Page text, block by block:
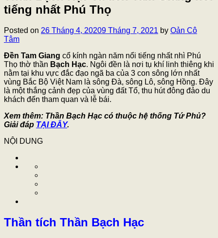
tiếng nhất Phú Thọ
Posted on 26 Tháng 4, 20209 Tháng 7, 2021 by Oản Cô
Tâm
Đền Tam Giang cổ kính ngàn năm nổi tiếng nhất nhì Phú
Thọ thờ thần Bạch Hạc. Ngôi đền là nơi tụ khí linh thiêng khi
nằm tại khu vực đắc đạo ngã ba của 3 con sông lớn nhất
vùng Bắc Bộ Việt Nam là sông Đà, sông Lô, sông Hồng. Đây
là một thắng cảnh đẹp của vùng đất Tổ, thu hút đông đảo du
khách đến tham quan và lễ bái.
Xem thêm: Thần Bạch Hạc có thuộc hệ thống Tứ Phủ?
Giải đáp TẠI ĐÂY.
NỘI DUNG
Thần tích Thần Bạch Hạc